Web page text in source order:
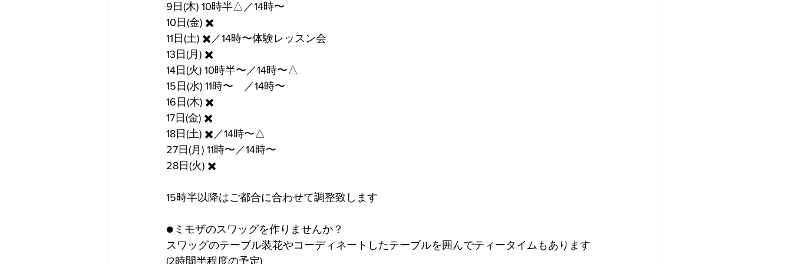
9日(木) 10時半△／14時〜
10日(金) ✖️
11日(土) ✖️／14時〜体験レッスン会
13日(月) ✖️
14日(火) 10時半〜／14時〜△
15日(水) 11時〜　／14時〜
16日(木) ✖️
17日(金) ✖️
18日(土) ✖️／14時〜△
27日(月) 11時〜／14時〜
28日(火) ✖️
15時半以降はご都合に合わせて調整致します
●ミモザのスワッグを作りませんか？
スワッグのテーブル装花やコーディネートしたテーブルを囲んでティータイムもあります
(2時間半程度の予定)